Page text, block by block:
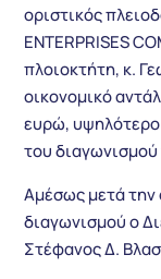
οριστικός
ENTERPRISES
πλοιοκτήτη, κ.
οικονομικό
ευρώ, υψηλότερο
του
Αμέσως μετά την
διαγωνισμού ο
Στέφανος Δ.